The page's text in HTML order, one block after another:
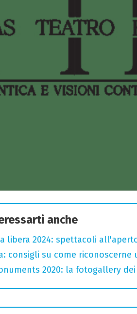
anche
libera 2024: spettacoli
consigli su come riconoscerne
2020: la fotogallery